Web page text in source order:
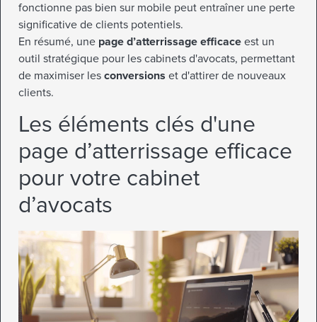
fonctionne pas bien sur mobile peut entraîner une perte
significative de clients potentiels.
En résumé, une page d’atterrissage efficace est un
outil stratégique pour les cabinets d'avocats, permettant
de maximiser les conversions et d'attirer de nouveaux
clients.
Les éléments clés d'une
page d’atterrissage efficace
pour votre cabinet
d’avocats